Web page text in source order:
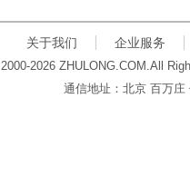
关于我们 企业服务
2026 ZHULONG.COM.All
通信地址：北京 百万